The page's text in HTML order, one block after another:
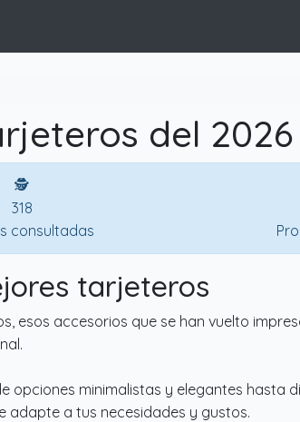
del 2026
🕵
318
consultadas
tarjeteros
esos accesorios que se han vuelto
minimalistas y elegantes hasta
adapte a tus necesidades y gustos.